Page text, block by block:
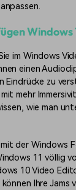
Windows
im Windows
einen
Eindrücke zu
mehr
wie man
mit der Windows
11 völlig
10 Video
Ihre Jams